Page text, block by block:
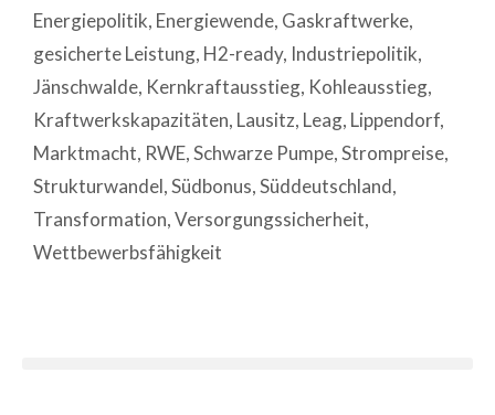
Energiepolitik, Energiewende, Gaskraftwerke,
gesicherte Leistung, H2-ready, Industriepolitik,
Jänschwalde, Kernkraftausstieg, Kohleausstieg,
Kraftwerkskapazitäten, Lausitz, Leag, Lippendorf,
Marktmacht, RWE,Schwarze Pumpe,Strompreise,
Strukturwandel,Südbonus,Süddeutschland,
Transformation,Versorgungssicherheit,
Wettbewerbsfähigkeit